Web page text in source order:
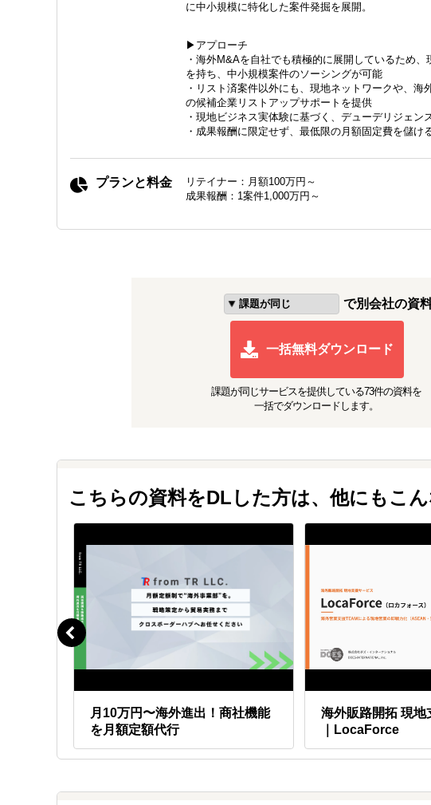
に中小規模に特化した案件発掘を展開。
▶アプローチ
・海外M&Aを自社でも積極的に展開しているため
を持ち、中小規模案件のソーシングが可能
・リスト済案件以外にも、現地ネットワークや、
の候補企業リストアップサポートを提供
・現地ビジネス実体験に基づく、デューデリジェン
・成果報酬に限定せず、最低限の月額固定費を儲
プランと料金
リテイナー：月額100万円～
成果報酬：1案件1,000万円～
で別会社の資
一括無料ダウンロード
課題が同じサービスを提供している73件の資料を
一括でダウンロードします。
こちらの資料をDLした方は、他にもこ
月10万円〜海外進出！商社機能
を月額定額代行
海外販路開拓 現地
｜LocaForce